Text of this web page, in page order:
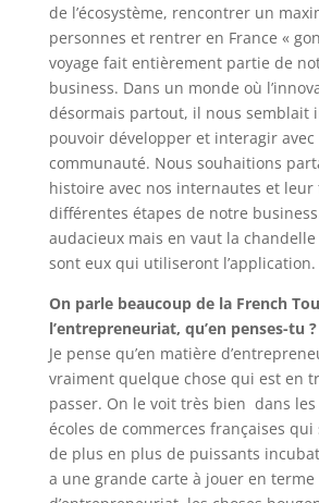
de l’écosystème, rencontrer un
personnes et rentrer en France «
voyage fait entièrement partie de
business. Dans un monde où
désormais partout, il nous semblait
pouvoir développer et interagir avec
communauté. Nous souhaitions
histoire avec nos internautes et leur
différentes étapes de notre
audacieux mais en vaut la
sont eux qui utiliseront l’application.
On parle beaucoup de la French
l’entrepreneuriat, qu’en penses-tu ?
Je pense qu’en matière
vraiment quelque chose qui est en
passer. On le voit très bien dans
écoles de commerces françaises qui
de plus en plus de puissants
a une grande carte à jouer en terme